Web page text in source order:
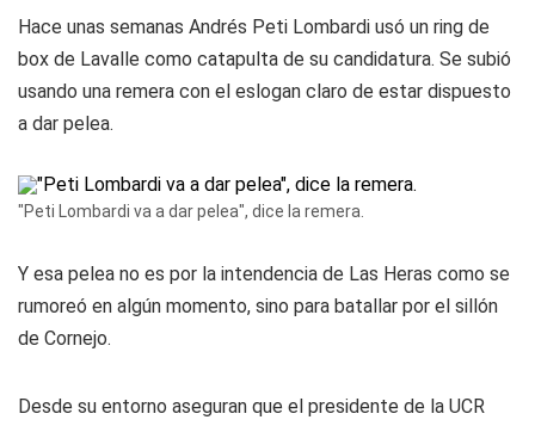
Hace unas semanas Andrés Peti Lombardi usó un ring de
box de Lavalle como catapulta de su candidatura. Se subió
usando una remera con el eslogan claro de estar dispuesto
a dar pelea.
"Peti Lombardi va a dar pelea", dice la remera.
Y esa pelea no es por la intendencia de Las Heras como se
rumoreó en algún momento, sino para batallar por el sillón
de Cornejo.
Desde su entorno aseguran que el presidente de la UCR